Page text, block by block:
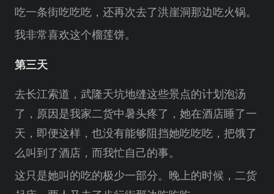
吃一条街吃吃吃，还再次去了洪崖洞那边吃火锅。
我非常喜欢这个榴莲饼。
第三天
去长江索道，武隆天坑地缝这些景点的计划泡汤
了，原因是我家二货中暑头疼了，她在酒店睡了一
天，即便这样，也没有能够阻挡她吃吃吃，把饿了
么叫到了酒店，而我忙自己的事。
这只是她叫的吃的极少一部分。晚上的时候，二货